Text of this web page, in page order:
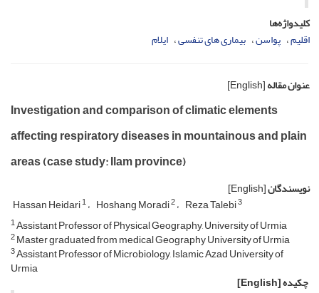
کلیدواژه‌ها
اقلیم پواسن بیماری های تنفسی ایلام
عنوان مقاله[English]
Investigation and comparison of climatic elements
affecting respiratory diseases in mountainous and plain
areas (case study: Ilam province)
نویسندگان[English]
Hassan Heidari1 Hoshang Moradi2 Reza Talebi3
1Assistant Professor of Physical Geography, University of Urmia
2Master graduated from medical Geography University of Urmia
3Assistant Professor of Microbiology, Islamic Azad University of
Urmia
چکیده[English]